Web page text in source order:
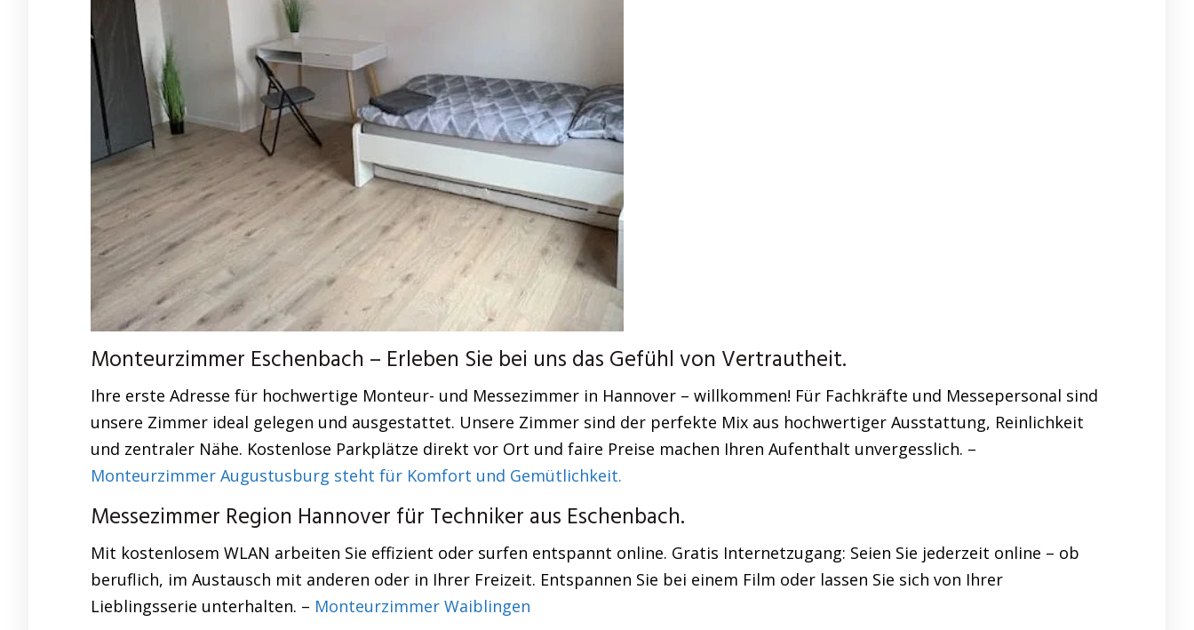
Monteurzimmer Eschenbach – Erleben Sie bei uns das Gefühl von Vertrautheit.
Ihre erste Adresse für hochwertige Monteur- und Messezimmer in Hannover – willkommen! Für Fachkräfte und Messepersonal sind
unsere Zimmer ideal gelegen und ausgestattet. Unsere Zimmer sind der perfekte Mix aus hochwertiger Ausstattung, Reinlichkeit
und zentraler Nähe. Kostenlose Parkplätze direkt vor Ort und faire Preise machen Ihren Aufenthalt unvergesslich. –
Monteurzimmer Augustusburg steht für Komfort und Gemütlichkeit.
Messezimmer Region Hannover für Techniker aus Eschenbach.
Mit kostenlosem WLAN arbeiten Sie effizient oder surfen entspannt online. Gratis Internetzugang: Seien Sie jederzeit online – ob
beruflich, im Austausch mit anderen oder in Ihrer Freizeit. Entspannen Sie bei einem Film oder lassen Sie sich von Ihrer
Lieblingsserie unterhalten. – Monteurzimmer Waiblingen